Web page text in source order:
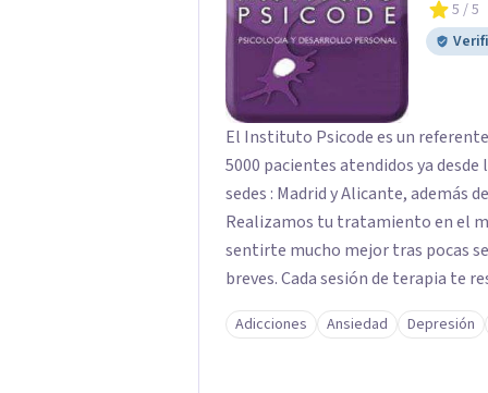
5 / 5
El Instituto Psicode es un
5000 pacientes atendidos ya
sedes : Madrid y Alicante, además
Realizamos tu tratamiento en el
sentirte mucho mejor tras pocas
breves. Cada sesión de terapia te
objetivos. Entre nuestras
como el tratamiento de problemas
Adicciones Ansiedad Depresión